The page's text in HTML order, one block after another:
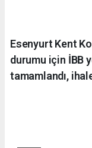
Esenyurt Kent
durumu için İBB
tamamlandı,